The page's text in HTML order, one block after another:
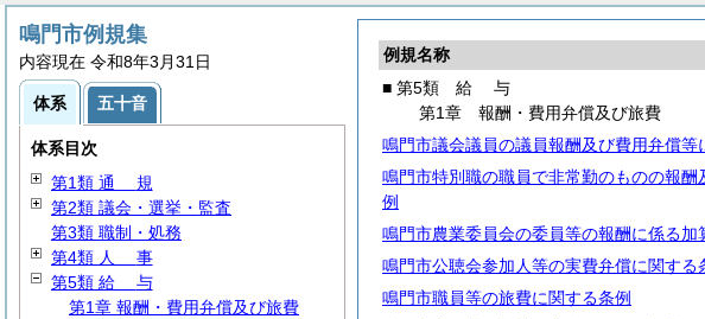
例規名称
■ 第5類 給 与
第1章 報酬・費用弁償及び旅費
鳴門市議会議員の議員報酬及び費用弁償等
鳴門市特別職の職員で非常勤のものの報酬
例
鳴門市農業委員会の委員等の報酬に係る加
鳴門市公聴会参加人等の実費弁償に関する
鳴門市職員等の旅費に関する条例
鳴門市例規集
内容現在 令和8年3月31日
体系 五十音
体系目次
第1類 通 規
第2類 議会・選挙・監査
第3類 職制・処務
第4類 人 事
第5類 給 与
第1章 報酬・費用弁償及び旅費